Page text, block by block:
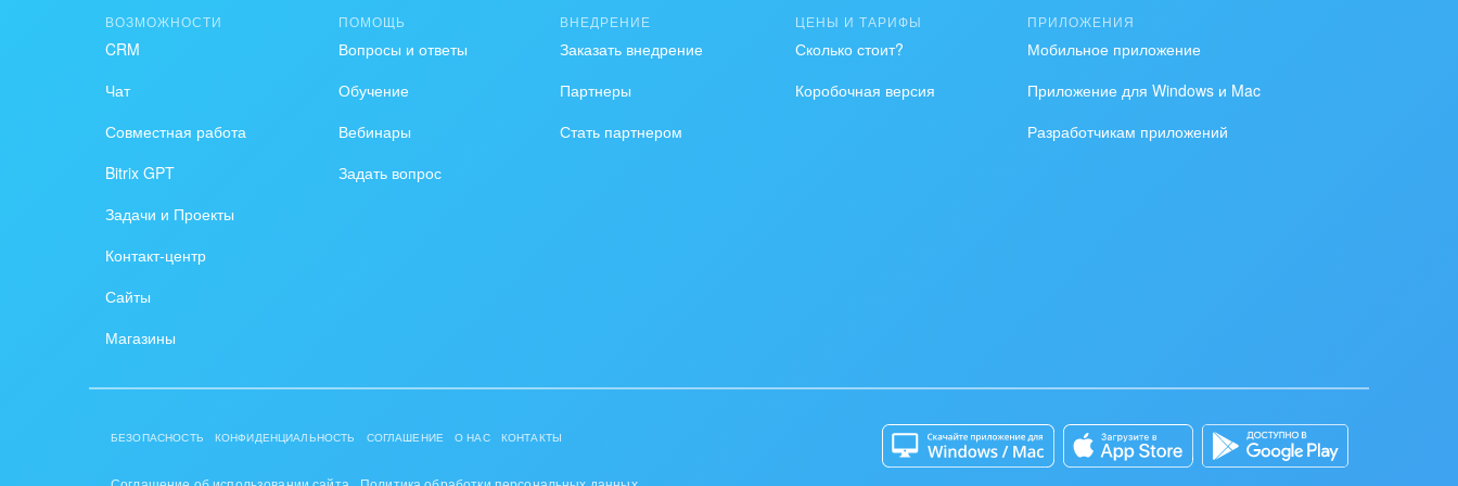
Крупные корпоративные
внедрения
гос.организаций
продаж
Внедрение онлайн-офиса
/ Интранета
Охрана, безопасность
Промышленность
СМИ, издательства,
ВОЗМОЖНОСТИ
CRM
Чат
Совместная работа
Bitrix GPT
Задачи и Проекты
Контакт-центр
Сайты
Магазины
ПОМОЩЬ
Вопросы и ответы
Обучение
Вебинары
Задать вопрос
ВНЕДРЕНИЕ
Заказать внедрение
Партнеры
Стать партнером
ЦЕНЫ И ТАРИФЫ
Сколько стоит?
Коробочная версия
ПРИЛОЖЕНИЯ
Мобильное приложение
Приложение для Windows и Mac
Разработчикам приложений
БЕЗОПАСНОСТЬ КОНФИДЕНЦИАЛЬНОСТЬ СОГЛАШЕНИЕ О НАС КОНТАКТЫ